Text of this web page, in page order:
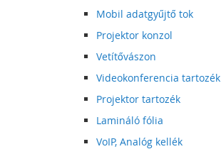
Mobil adatgyűjtő tok
Projektor konzol
Vetítővászon
Videokonferencia tartozék
Projektor tartozék
Lamináló fólia
VoIP, Analóg kellék